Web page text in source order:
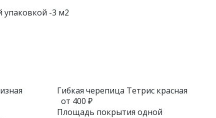
-3 м2
Гибкая черепица Тетрис красная
от 400 ₽
Площадь покрытия одной